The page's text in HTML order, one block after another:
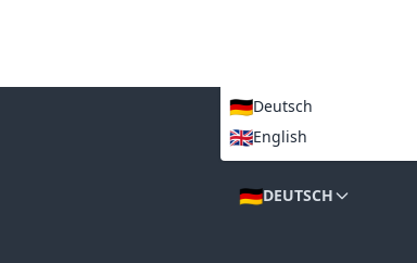
SPRACHEN
🇩🇪DEUTSCH
🇩🇪Deutsch
🇬🇧English